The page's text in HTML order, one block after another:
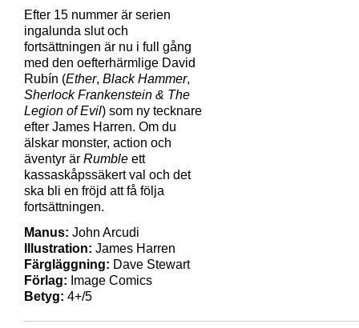
Efter 15 nummer är serien
ingalunda slut och
fortsättningen är nu i full gång
med den oefterhärmlige David
Rubín (Ether, Black Hammer,
Sherlock Frankenstein & The
Legion of Evil) som ny tecknare
efter James Harren. Om du
älskar monster, action och
äventyr är Rumble ett
kassaskåpssäkert val och det
ska bli en fröjd att få följa
fortsättningen.
Manus: John Arcudi
Illustration: James Harren
Färgläggning: Dave Stewart
Förlag: Image Comics
Betyg: 4+/5